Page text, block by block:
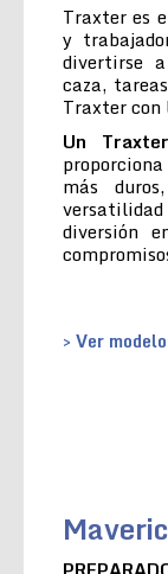
Traxter es
y
divertirse
caza,
Traxter con
Un
más
diversión
> Ver